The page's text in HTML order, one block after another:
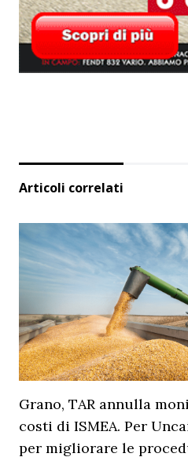
Articoli correlati
Grano, TAR annulla
costi di ISMEA. Per
per migliorare le